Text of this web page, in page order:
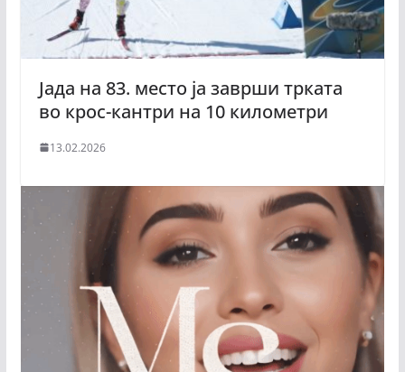
Јада на 83. место ја заврши трката
во крос-кантри на 10 километри
13.02.2026